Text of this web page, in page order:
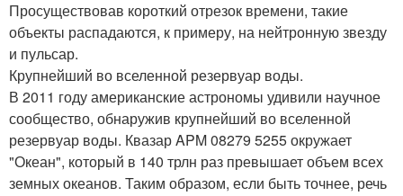
Просуществовав короткий отрезок времени, такие
объекты распадаются, к примеру, на нейтронную звезду
и пульсар.
Крупнейший во вселенной резервуар воды.
В 2011 году американские астрономы удивили научное
сообщество, обнаружив крупнейший во вселенной
резервуар воды. Квазар APM 08279 5255 окружает
"Океан", который в 140 трлн раз превышает объем всех
земных океанов. Таким образом, если быть точнее, речь